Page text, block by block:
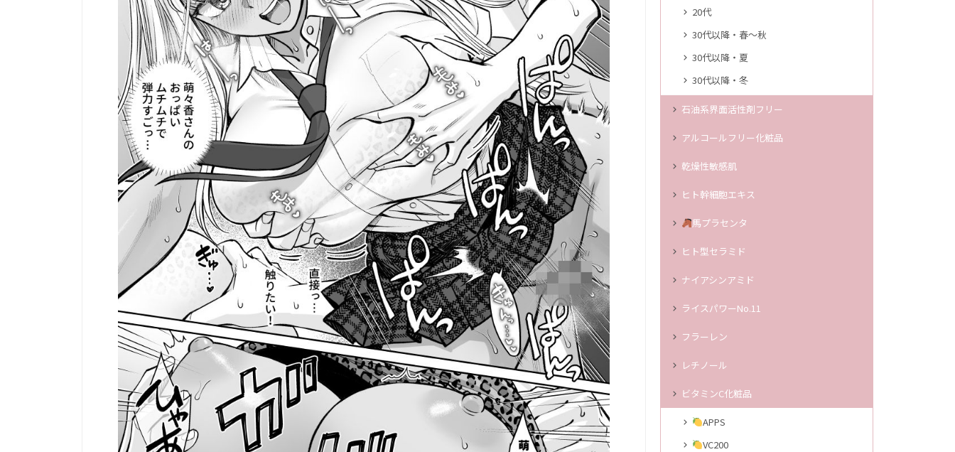
20代
30代以降・春～秋
30代以降・夏
30代以降・冬
石油系界面活性剤フリー
アルコールフリー化粧品
乾燥性敏感肌
ヒト幹細胞エキス
馬プラセンタ
ヒト型セラミド
ナイアシンアミド
ライスパワーNo.11
フラーレン
レチノール
ビタミンC化粧品
APPS
VC200